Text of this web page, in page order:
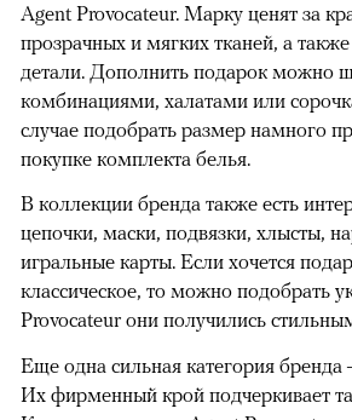
Agent Provocateur. Марку ценят за
прозрачных и мягких тканей, а
детали. Дополнить подарок можно
комбинациями, халатами или
случае подобрать размер намного
покупке комплекта белья.
В коллекции бренда также есть
цепочки, маски, подвязки, хлысты,
игральные карты. Если хочется
классическое, то можно подобрать
Provocateur они получились
Еще одна сильная категория
Их фирменный крой подчеркивает